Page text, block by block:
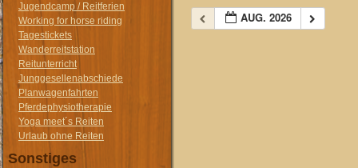
Jugendcamp / Reitferien
Working for horse riding
Tagestickets
Wanderreitstation
Reitunterricht
Junggesellenabschiede
Planwagenfahrten
Pferdephysiotherapie
Yoga meet´s Reiten
Urlaub ohne Reiten
Sonstiges
AUG. 2026